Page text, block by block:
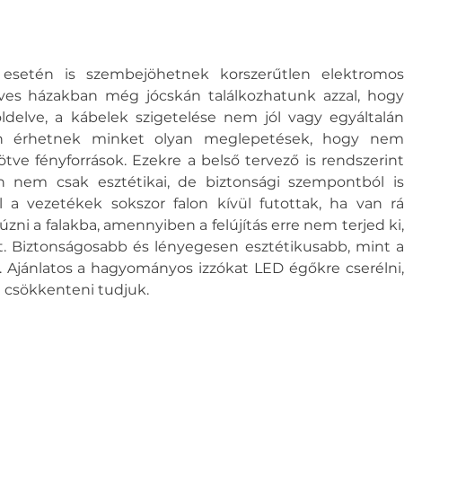
is szembejöhetnek korszerűtlen elektromos
házakban még jócskán találkozhatunk azzal, hogy
a kábelek szigetelése nem jól vagy egyáltalán
érhetnek minket olyan meglepetések, hogy nem
fényforrások. Ezekre a belső tervező is rendszerint
nem csak esztétikai, de biztonsági szempontból is
a vezetékek sokszor falon kívül futottak, ha van rá
a falakba, amennyiben a felújítás erre nem terjed ki,
Biztonságosabb és lényegesen esztétikusabb, mint a
a hagyományos izzókat LED égőkre cserélni,
csökkenteni tudjuk.